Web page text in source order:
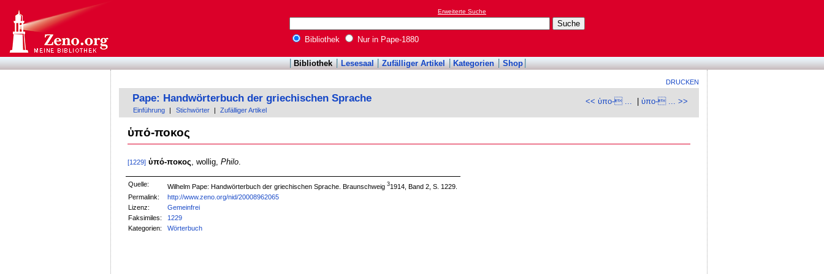
Erweiterte Suche
Bibliothek Nur in Pape-1880
Bibliothek Lesesaal Zufälliger Artikel Kategorien Shop
DRUCKEN
<< ὑπο- ... |ὑπο- ... >>
Pape: Handwörterbuch der griechischen Sprache
Einführung Stichwörter Zufälliger Artikel
ὑπό-ποκος
[1229] ὑπό-ποκος , wollig, Philo.
Quelle: Wilhelm Pape: Handwörterbuch der griechischen Sprache. Braunschweig31914, Band 2, S. 1229.
Permalink:
http://www.zeno.org/nid/20008962065
Lizenz:
Gemeinfrei
Faksimiles:
1229
Kategorien:
Wörterbuch